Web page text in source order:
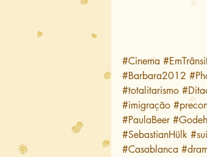
#Cinema
#Barbara2012
#totalitarismo
#imigração
#PaulaBeer
#SebastianHülk
#Casablanca